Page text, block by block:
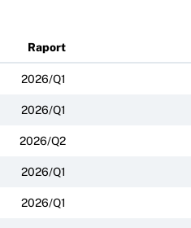
Raport
2026/Q1
2026/Q1
2026/Q2
2026/Q1
2026/Q1